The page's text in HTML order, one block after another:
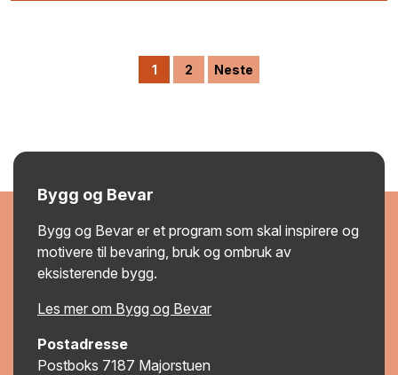
1 2 Neste
Bygg og Bevar
Bygg og Bevar er et program som skal inspirere og
motivere til bevaring, bruk og ombruk av
eksisterende bygg.
Les mer om Bygg og Bevar
Postadresse
Postboks 7187 Majorstuen